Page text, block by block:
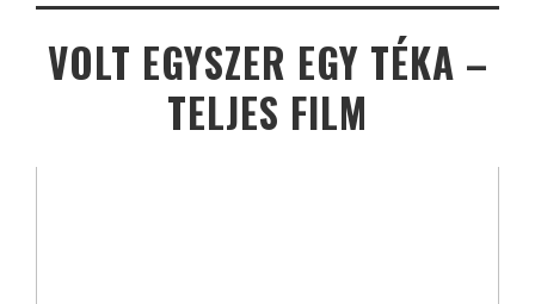
VOLT EGYSZER EGY TÉKA –
TELJES FILM